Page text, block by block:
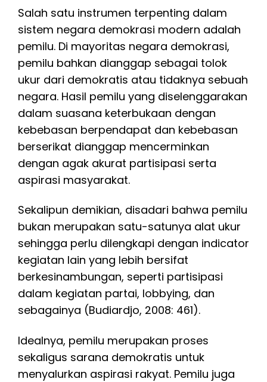
Salah satu instrumen terpenting dalam
sistem negara demokrasi modern adalah
pemilu. Di mayoritas negara demokrasi,
pemilu bahkan dianggap sebagai tolok
ukur dari demokratis atau tidaknya sebuah
negara. Hasil pemilu yang diselenggarakan
dalam suasana keterbukaan dengan
kebebasan berpendapat dan kebebasan
berserikat dianggap mencerminkan
dengan agak akurat partisipasi serta
aspirasi masyarakat.
Sekalipun demikian, disadari bahwa pemilu
bukan merupakan satu-satunya alat ukur
sehingga perlu dilengkapi dengan indicator
kegiatan lain yang lebih bersifat
berkesinambungan, seperti partisipasi
dalam kegiatan partai, lobbying, dan
sebagainya (Budiardjo, 2008: 461).
Idealnya, pemilu merupakan proses
sekaligus sarana demokratis untuk
menyalurkan aspirasi rakyat. Pemilu juga